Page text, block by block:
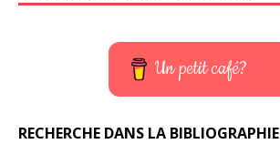
Un petit café?
RECHERCHE DANS LA BIBLIOGRAPHIE